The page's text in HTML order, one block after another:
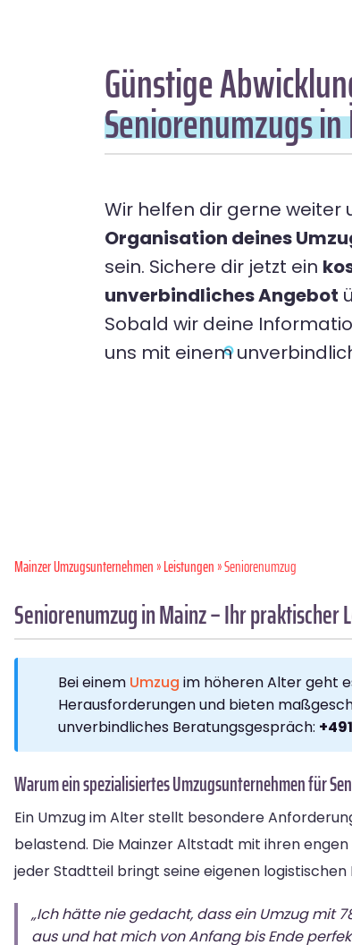
Günstige
Seniorenumzugs
Wir helfen dir gerne weiter
Organisation deines
sein. Sichere dir jetzt ein
unverbindliches Angebot
Sobald wir deine
uns mit einem
Mainzer Umzugsunternehmen»Leistungen» Seniorenumzug
Seniorenumzug in Mainz – Ihr
Bei einem Umzug im höheren Alter geht
Herausforderungen und bieten
unverbindliches Beratungsgespräch:
Warum ein spezialisiertes Umzugsunternehmen für
Ein Umzug im Alter stellt besondere
belastend. Die Mainzer Altstadt mit ihren
jeder Stadtteil bringt seine eigenen
„Ich hätte nie gedacht, dass ein Umzug mit
aus und hat mich von Anfang bis Ende